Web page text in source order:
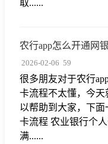
取......
农行app怎么开通网
2026-02-06 59
很多朋友对于农行
卡流程不太懂，今
以帮助到大家，下
卡流程 农业银行个
满......